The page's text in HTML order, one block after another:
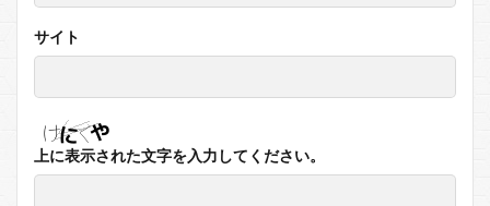
サイト
上に表示された文字を入力してください。